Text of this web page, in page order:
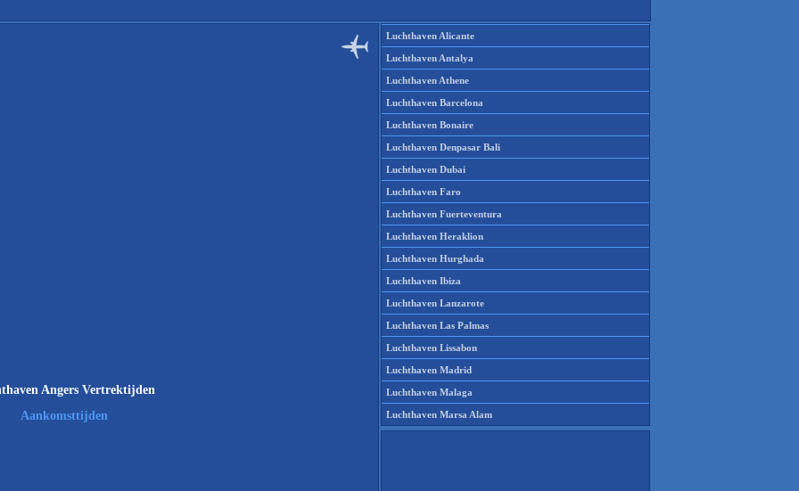
Angers Vertrektijden
Aankomsttijden
Luchthaven Alicante
Luchthaven Antalya
Luchthaven Athene
Luchthaven Barcelona
Luchthaven Bonaire
Luchthaven Denpasar Bali
Luchthaven Dubai
Luchthaven Faro
Luchthaven Fuerteventura
Luchthaven Heraklion
Luchthaven Hurghada
Luchthaven Ibiza
Luchthaven Lanzarote
Luchthaven Las Palmas
Luchthaven Lissabon
Luchthaven Madrid
Luchthaven Malaga
Luchthaven Marsa Alam